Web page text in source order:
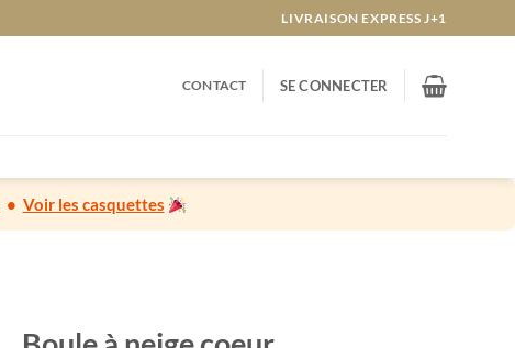
LIVRAISON EXPRESS J+1
CONTACT SE CONNECTER
• Voir les casquettes